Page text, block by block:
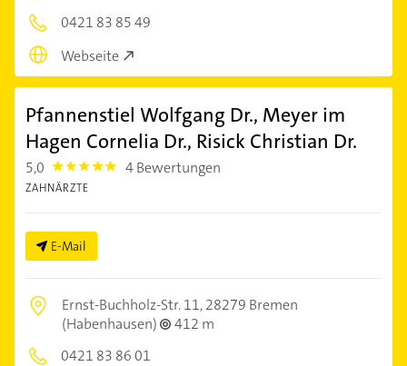
0421 83 85 49
Webseite
Pfannenstiel Wolfgang Dr., Meyer im
Hagen Cornelia Dr., Risick Christian Dr.
5,0 5.0 4 Bewertungen
ZAHNÄRZTE
E-Mail
Ernst-Buchholz-Str. 11,28279 Bremen
(Habenhausen)
412 m
0421 83 86 01